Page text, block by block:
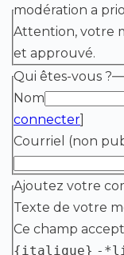
modération a
Attention, votre
et approuvé.
Qui êtes-vous ?
Nom
connecter]
Courriel (non
Ajoutez votre
Texte de votre
Ce champ
{italique} -